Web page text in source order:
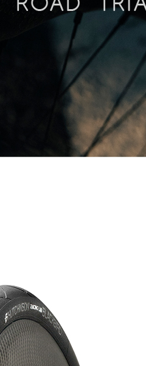
페이코 ID로 페이코 라이
PAYCO 바로